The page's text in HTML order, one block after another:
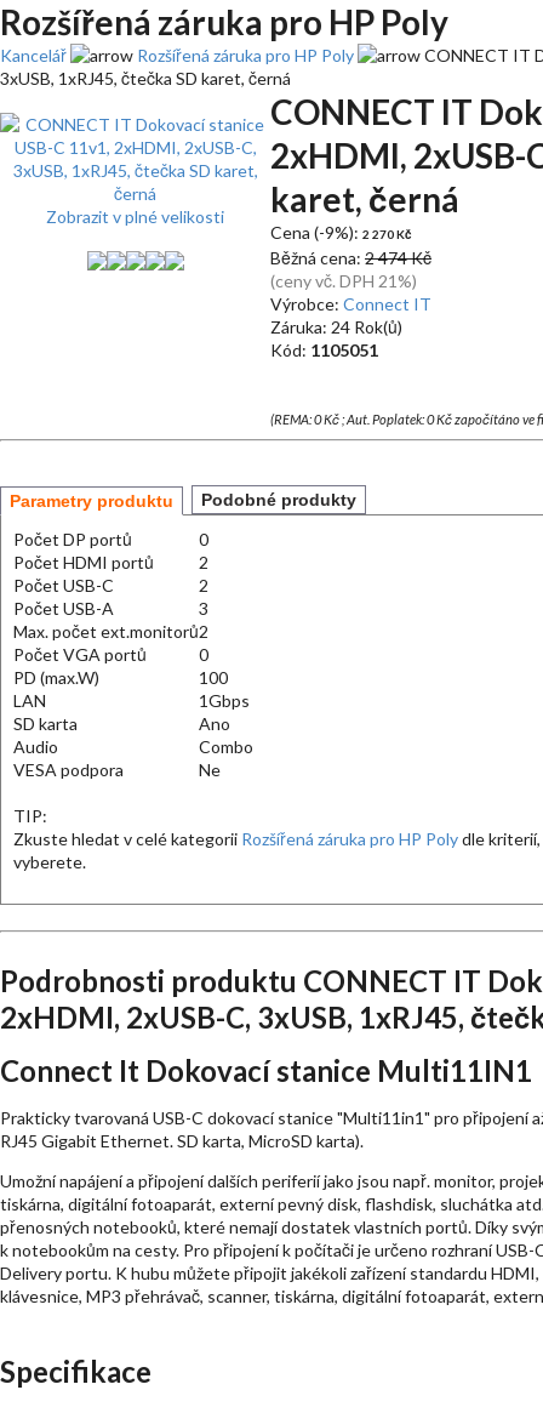
Rozšířená záruka pro HP Poly
Kancelář Rozšířená záruka pro HP Poly
CONNECT IT
3xUSB, 1xRJ45, čtečka SD karet, černá
Zobrazit v plné velikosti
CONNECT IT
2xHDMI, 2xUSB-
karet, černá
Cena (-9%): 2 270 Kč
Běžná cena: 2 474 Kč
(ceny vč. DPH 21%)
Výrobce: Connect IT
Záruka: 24 Rok(ů)
Kód: 1105051
(REMA: 0 Kč ; Aut. Poplatek: 0 Kč započítáno
Parametry produktu Podobné produkty
Počet DP portů
0
Počet HDMI portů
2
Počet USB-C
2
Počet USB-A
3
Max. počet ext.monitorů2
Počet VGA portů
0
PD (max.W)
100
LAN
1Gbps
SD karta
Ano
Audio
Combo
VESA podpora
Ne
TIP:
Zkuste hledat v celé kategorii Rozšířená záruka pro HP Polydle
vyberete.
Podrobnosti produktu CONNECT IT
2xHDMI, 2xUSB-C, 3xUSB, 1xRJ45,
Connect It Dokovací stanice Multi11IN1
Prakticky tvarovaná USB-C dokovací stanice "Multi11in1" pro připojení
RJ45 Gigabit Ethernet. SD karta, MicroSD karta).
Umožní napájení a připojení dalších periferií jako jsou např. monitor,
tiskárna, digitální fotoaparát, externí pevný disk, flashdisk, sluchátka
přenosných notebooků, které nemají dostatek vlastních portů. Díky
k notebookům na cesty. Pro připojení k počítači je určeno rozhraní
Delivery portu. K hubu můžete připojit jakékoli zařízení standardu HDMI,
klávesnice, MP3 přehrávač, scanner, tiskárna, digitální fotoaparát,
Specifikace